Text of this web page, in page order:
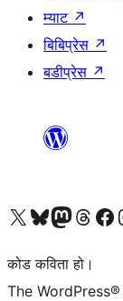
म्याट ↗
बिबिप्रेस ↗
बडीप्रेस ↗
हाम्रो X (पहिले ट्विटर) खातामा जानुहोस्
हाम्रो Bluesky खाता भ्रमण गर्नुहोस्
हाम्रो म्यास्टोडन खाता भ्रमण गर्नुहोस्
हाम्रो थ्रेड्स खातामा
हाम्रो
कोड कविता हो।
The